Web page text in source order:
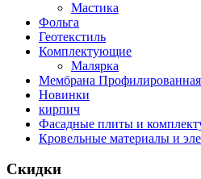
Мастика
Фольга
Геотекстиль
Комплектующие
Малярка
Мембрана
Новинки
кирпич
Фасадные плиты и
Кровельные материалы и
Скидки